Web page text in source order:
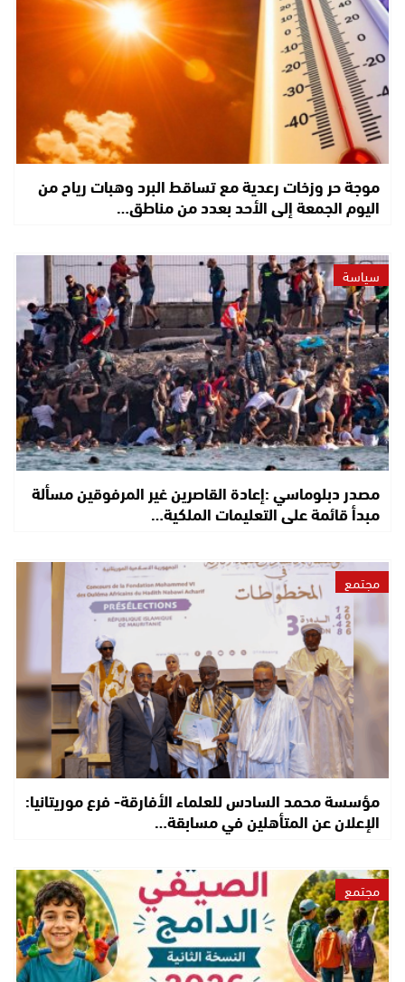
موجة حر وزخات رعدية مع تساقط البرد وهبات رياح من
اليوم الجمعة إلى الأحد بعدد من مناطق…
سياسة
مصدر دبلوماسي :إعادة القاصرين غير المرفوقين مسألة
مبدأ قائمة على التعليمات الملكية…
مجتمع
مؤسسة محمد السادس للعلماء الأفارقة- فرع موريتانيا:
الإعلان عن المتأهلين في مسابقة…
مجتمع